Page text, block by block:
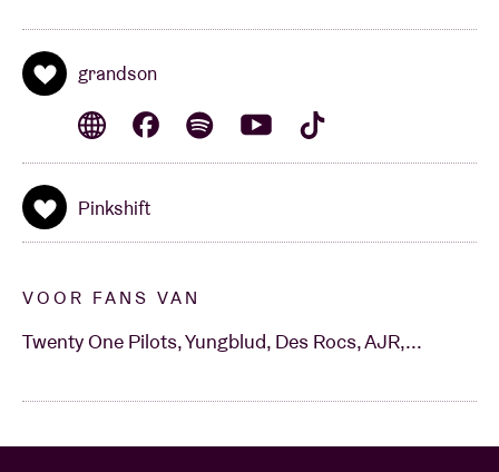
grandson
Pinkshift
VOOR FANS VAN
Twenty One Pilots, Yungblud, Des Rocs, AJR,...